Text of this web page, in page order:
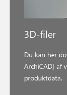
3D-filer
Du kan her
ArchiCAD) af
produktdata.